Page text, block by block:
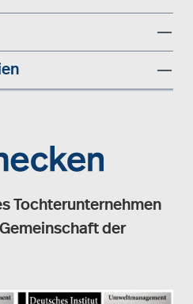
Tochterunternehmen
der